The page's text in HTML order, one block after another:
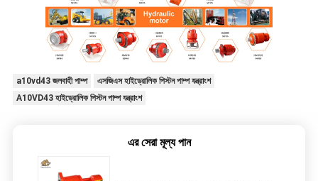
a10vd43 জলবাহী পাম্প
এসজিএস হাইড্রোলিক পিস্টন পাম্প যন্ত্রাংশ
A10VD43 হাইড্রোলিক পিস্টন পাম্প যন্ত্রাংশ
এর সেরা মূল্য পান